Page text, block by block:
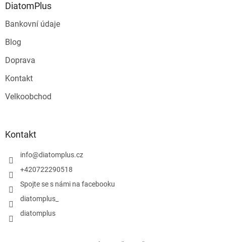
DiatomPlus
Bankovní údaje
Blog
Doprava
Kontakt
Velkoobchod
Kontakt
info@diatomplus.cz
+420722290518
Spojte se s námi na facebooku
diatomplus_
diatomplus